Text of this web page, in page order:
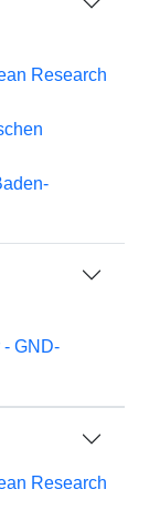
Research
- GND-
Research